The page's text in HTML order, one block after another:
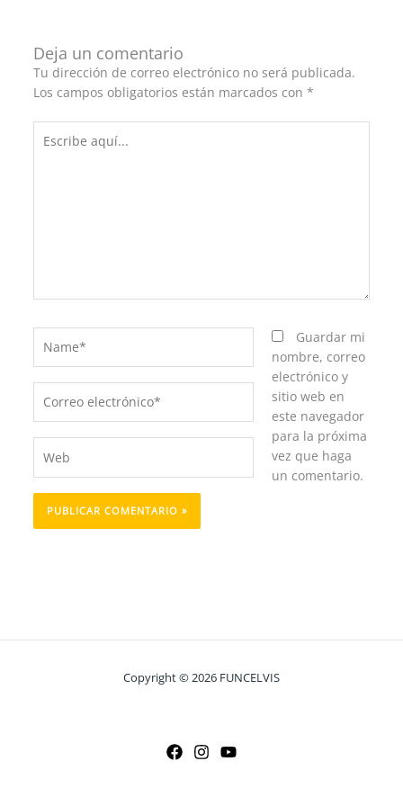
Deja un comentario
Tu dirección de correo electrónico no será publicada.
Los campos obligatorios están marcados con *
aquí...
electrónico*
Guardar mi
nombre, correo
electrónico y
sitio web en
este navegador
para la próxima
vez que haga
un comentario.
Copyright © 2026 FUNCELVIS